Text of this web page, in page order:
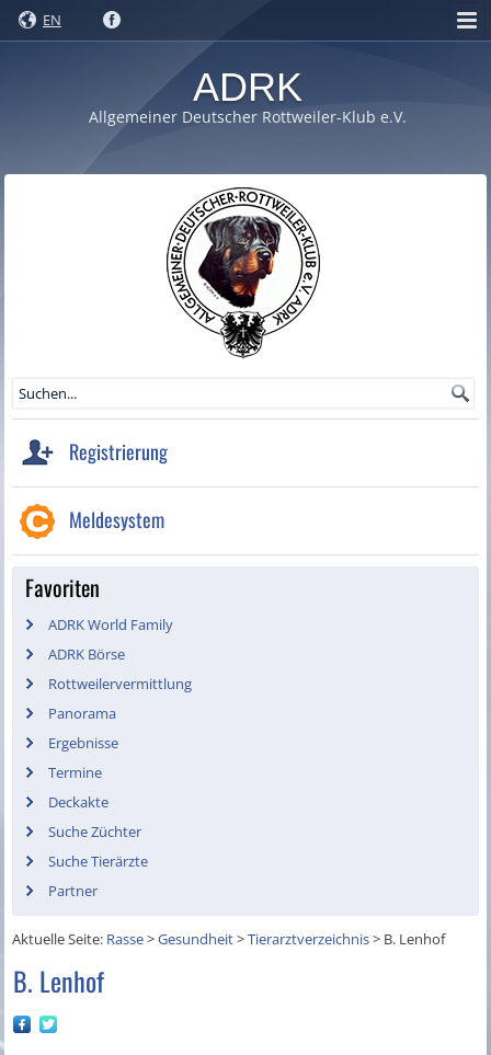
EN
ADRK
Allgemeiner Deutscher Rottweiler-Klub e.V.
Registrierung
Meldesystem
Favoriten
ADRK World Family
ADRK Börse
Rottweilervermittlung
Panorama
Ergebnisse
Termine
Deckakte
Suche Züchter
Suche Tierärzte
Partner
Aktuelle Seite: Rasse>Gesundheit>Tierarztverzeichnis> B. Lenhof
B. Lenhof